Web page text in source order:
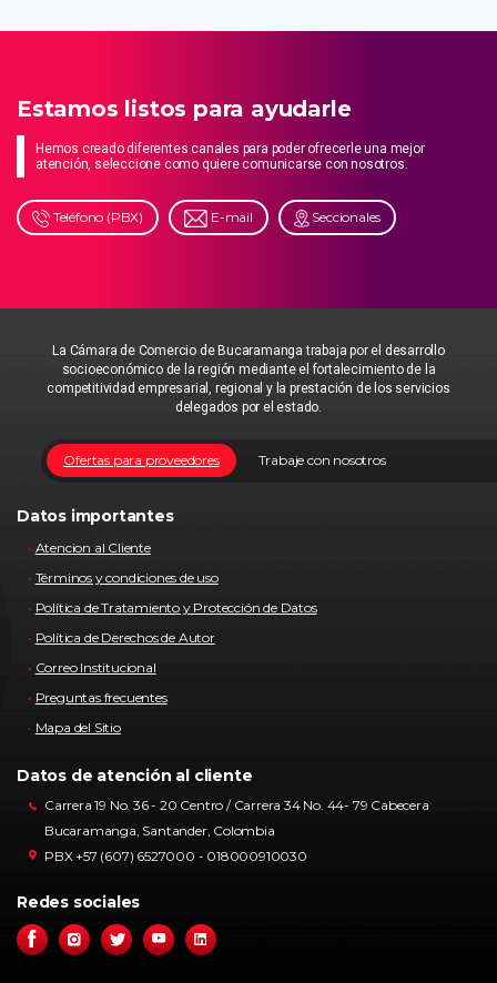
Estamos listos para ayudarle
Hemos creado diferentes canales para poder ofrecerle una mejor
atención, seleccione como quiere comunicarse con nosotros.
Teléfono (PBX) E-mail Seccionales
La Cámara de Comercio de Bucaramanga trabaja por el desarrollo
socioeconómico de la región mediante el fortalecimiento de la
competitividad empresarial, regional y la prestación de los servicios
delegados por el estado.
Trabaje con nosotros
Ofertas para proveedores
Datos importantes
Atencion al Cliente
Términos y condiciones de uso
Política de Tratamiento y Protección de Datos
Política de Derechos de Autor
Correo Institucional
Preguntas frecuentes
Mapa del Sitio
Datos de atención al cliente
Carrera 19 No. 36 - 20 Centro / Carrera 34 No. 44- 79 Cabecera
Bucaramanga, Santander, Colombia
PBX +57 (607) 6527000 - 018000910030
Redes sociales